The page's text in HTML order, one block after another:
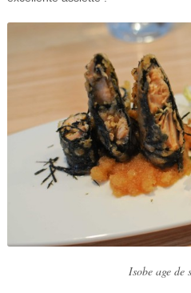
Isobe age de